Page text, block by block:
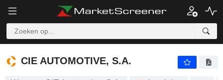
CIE AUTOMOTIVE, S.A.
CIE AUTOMOTIVE, S.A.